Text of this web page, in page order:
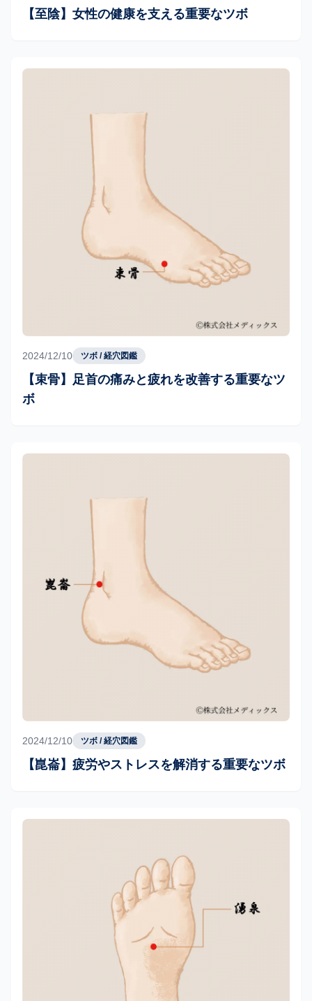
【至陰】女性の健康を支える重要なツボ
2024/12/10 ツボ / 経穴図鑑
【束骨】足首の痛みと疲れを改善する重要なツ
ボ
2024/12/10 ツボ / 経穴図鑑
【崑崙】疲労やストレスを解消する重要なツボ